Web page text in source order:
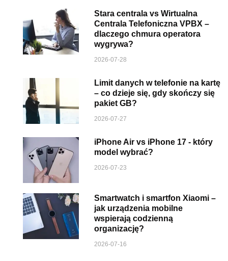
Stara centrala vs Wirtualna
Centrala Telefoniczna VPBX –
dlaczego chmura operatora
wygrywa?
2026-07-28
Limit danych w telefonie na kartę
– co dzieje się, gdy skończy się
pakiet GB?
2026-07-27
iPhone Air vs iPhone 17 - który
model wybrać?
2026-07-23
Smartwatch i smartfon Xiaomi –
jak urządzenia mobilne
wspierają codzienną
organizację?
2026-07-16